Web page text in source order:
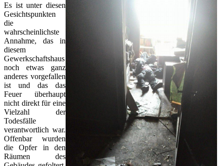
Es ist unter diesen
Gesichtspunkten
die
wahrscheinlichste
Annahme, das in
diesem
Gewerkschaftshaus
noch etwas ganz
anderes vorgefallen
ist und das das
Feuer überhaupt
nicht direkt für eine
Vielzahl der
Todesfälle
verantwortlich war.
Offenbar wurden
die Opfer in den
Räumen des